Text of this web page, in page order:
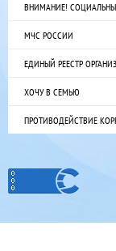
ВНИМАНИЕ!
МЧС РОССИИ
ЕДИНЫЙ РЕЕСТР
ХОЧУ В СЕМЬЮ
ПРОТИВОДЕЙСТВИЕ